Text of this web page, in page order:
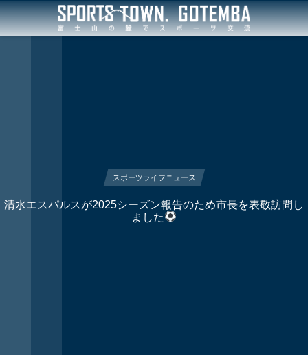
スポーツライフニュース
清水エスパルスが2025シーズン報告のため市長を表敬訪問し
ました